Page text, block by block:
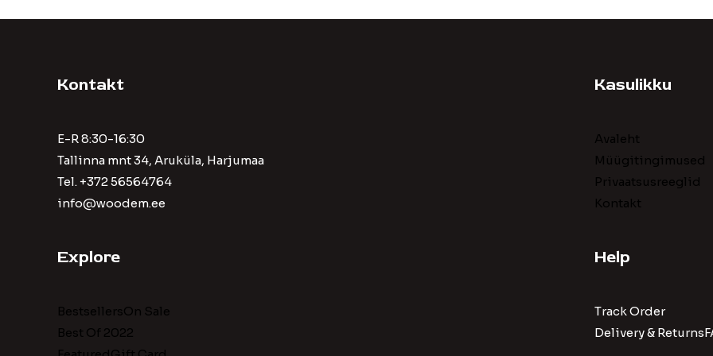
Kontakt
E-R 8:30-16:30
Tallinna mnt 34, Aruküla, Harjumaa
Tel. +372 56564764
info@woodem.ee
Explore
BestsellersOn Sale
Best Of 2022
Kasulikku
Avaleht
Müügitingimused
Privaatsusreeglid
Kontakt
Help
Track Order
Delivery &